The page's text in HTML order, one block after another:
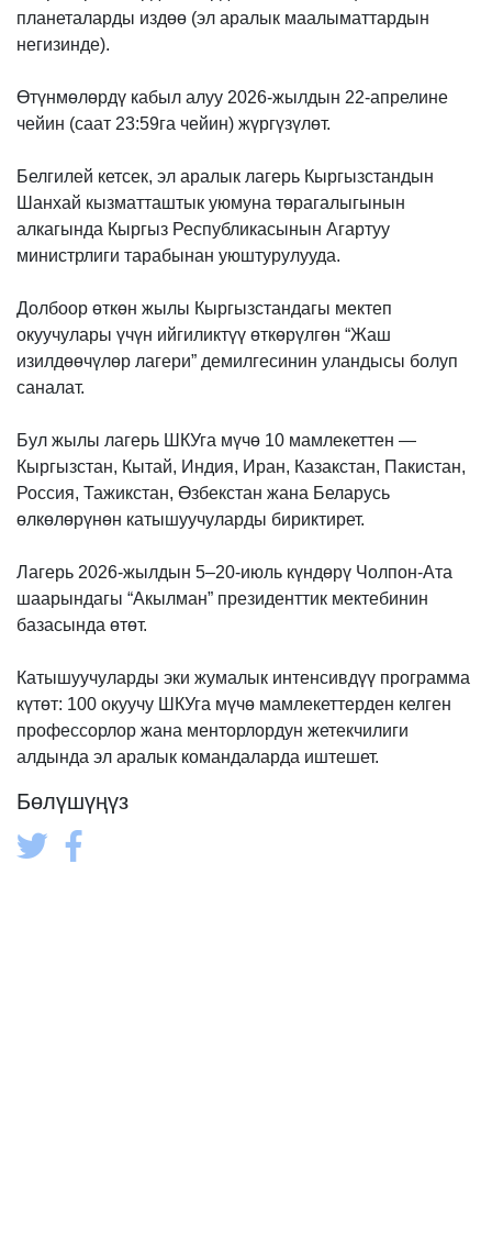
планеталарды издөө (эл аралык маалыматтардын
негизинде).
Өтүнмөлөрдү кабыл алуу 2026-жылдын 22-апрелине
чейин (саат 23:59га чейин) жүргүзүлөт.
Белгилей кетсек, эл аралык лагерь Кыргызстандын
Шанхай кызматташтык уюмуна төрагалыгынын
алкагында Кыргыз Республикасынын Агартуу
министрлиги тарабынан уюштурулууда.
Долбоор өткөн жылы Кыргызстандагы мектеп
окуучулары үчүн ийгиликтүү өткөрүлгөн “Жаш
изилдөөчүлөр лагери” демилгесинин уландысы болуп
саналат.
Бул жылы лагерь ШКУга мүчө 10 мамлекеттен —
Кыргызстан, Кытай, Индия, Иран, Казакстан, Пакистан,
Россия, Тажикстан, Өзбекстан жана Беларусь
өлкөлөрүнөн катышуучуларды бириктирет.
Лагерь 2026-жылдын 5–20-июль күндөрү Чолпон-Ата
шаарындагы “Акылман” президенттик мектебинин
базасында өтөт.
Катышуучуларды эки жумалык интенсивдүү программа
күтөт: 100 окуучу ШКУга мүчө мамлекеттерден келген
профессорлор жана менторлордун жетекчилиги
алдында эл аралык командаларда иштешет.
Бөлүшүңүз